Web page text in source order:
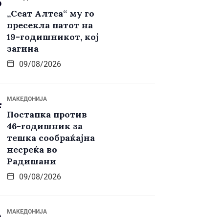
„Сеат Алтеа“ му го
пресекла патот на
19-годишникот, кој
загина
09/08/2026
МАКЕДОНИЈА
Постапка против
46-годишник за
тешка сообраќајна
несреќа во
Радишани
09/08/2026
МАКЕДОНИЈА